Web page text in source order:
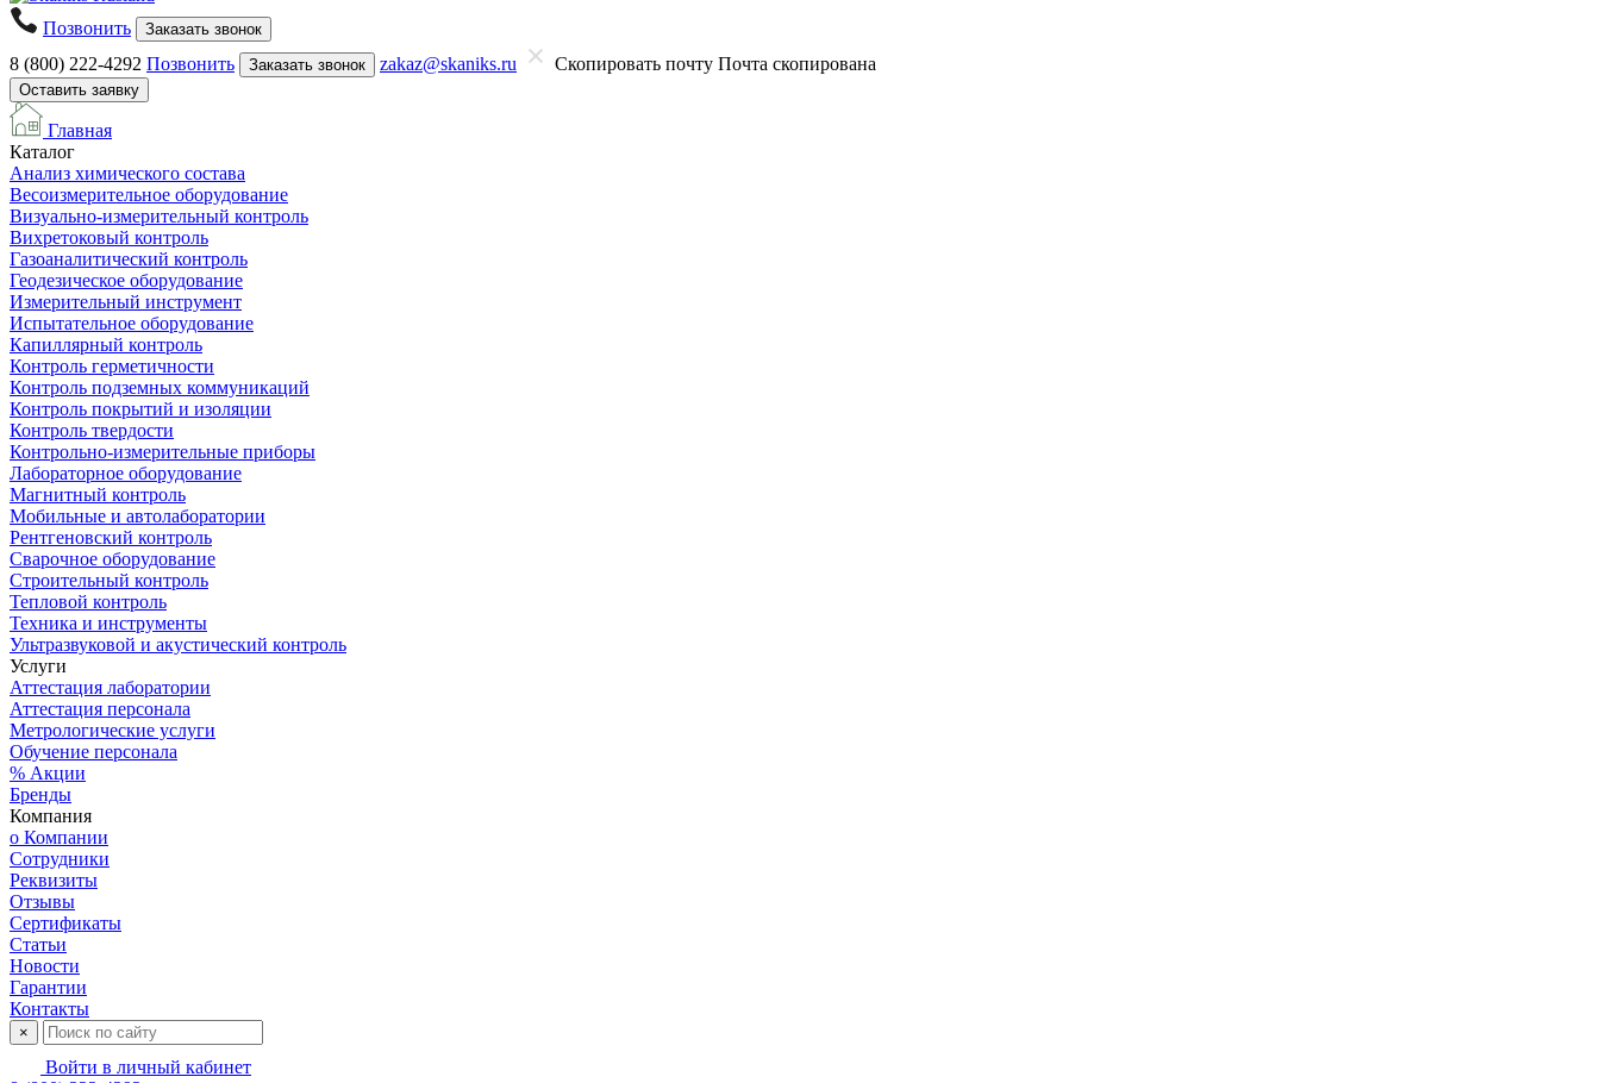
Позвонить Заказать звонок
8 (800) 222-4292 Позвонить Заказать звонок zakaz@skaniks.ru Скопировать почту Почта скопирована
Оставить заявку
Главная
Каталог
Анализ химического состава
Весоизмерительное оборудование
Визуально-измерительный контроль
Вихретоковый контроль
Газоаналитический контроль
Геодезическое оборудование
Измерительный инструмент
Испытательное оборудование
Капиллярный контроль
Контроль герметичности
Контроль подземных коммуникаций
Контроль покрытий и изоляции
Контроль твердости
Контрольно-измерительные приборы
Лабораторное оборудование
Магнитный контроль
Мобильные и автолаборатории
Рентгеновский контроль
Сварочное оборудование
Строительный контроль
Тепловой контроль
Техника и инструменты
Ультразвуковой и акустический контроль
Услуги
Аттестация лаборатории
Аттестация персонала
Метрологические услуги
Обучение персонала
% Акции
Бренды
Компания
о Компании
Сотрудники
Реквизиты
Отзывы
Сертификаты
Статьи
Новости
Гарантии
Контакты
×
Войти в личный кабинет